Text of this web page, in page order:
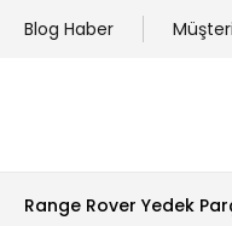
Blog Haber
Range Rover Yedek